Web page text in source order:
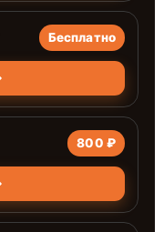
Бесплатно
800 ₽